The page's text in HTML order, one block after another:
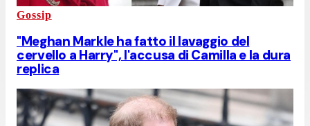
Gossip
"Meghan Markle ha fatto il lavaggio del
cervello a Harry", l'accusa di Camilla e la dura
replica